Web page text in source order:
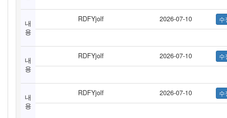
내
용
RDFYjolf 2026-07-10
내
용
RDFYjolf 2026-07-10
내
용
RDFYjolf 2026-07-10